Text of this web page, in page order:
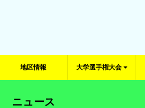
地区情報 大学選手権大会
ニュース